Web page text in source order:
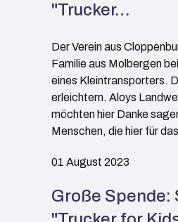
"Trucker…
Der Verein aus
Familie aus Molbergen
eines Kleintransporters.
erleichtern. Aloys
möchten hier Danke
Menschen, die hier für
01 August 2023
Große Spende: